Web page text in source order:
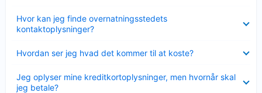
Hvor kan jeg finde overnatningsstedets
kontaktoplysninger?
Hvordan ser jeg hvad det kommer til at koste?
Jeg oplyser mine kreditkortoplysninger, men hvornår skal
jeg betale?